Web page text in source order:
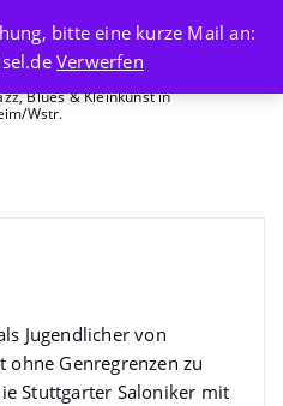
Blues & Kleinkunst in
Wstr.
Jugendlicher von
Genregrenzen zu
Stuttgarter Saloniker mit
bitte eine kurze Mail an:
Verwerfen